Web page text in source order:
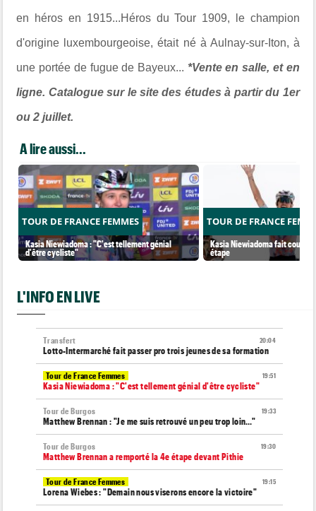
en héros en 1915...Héros du Tour 1909, le champion
d'origine luxembourgeoise, était né à Aulnay-sur-Iton, à
une portée de fugue de Bayeux... *Vente en salle, et en
ligne. Catalogue sur le site des études à partir du 1er
ou 2 juillet.
A lire aussi...
TOUR DE FRANCE FEMMES
Kasia Niewiadoma : "C'est tellement génial
d'être cycliste"
TOUR DE FRANCE
Kasia Niewiadoma fait coup
étape
L'INFO EN LIVE
20:04
Transfert
Lotto-Intermarché fait passer pro trois jeunes de sa formation
19:51
Tour de France Femmes
Kasia Niewiadoma : "C'est tellement génial d'être cycliste"
19:33
Tour de Burgos
Matthew Brennan : "Je me suis retrouvé un peu trop loin…"
19:30
Tour de Burgos
Matthew Brennan a remporté la 4e étape devant Pithie
19:15
Tour de France Femmes
Lorena Wiebes : "Demain nous viserons encore la victoire"